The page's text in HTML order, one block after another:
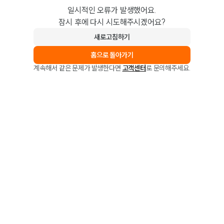
일시적인 오류가 발생했어요.
잠시 후에 다시 시도해주시겠어요?
새로고침하기
홈으로 돌아가기
계속해서 같은 문제가 발생한다면 고객센터로 문의해주세요.